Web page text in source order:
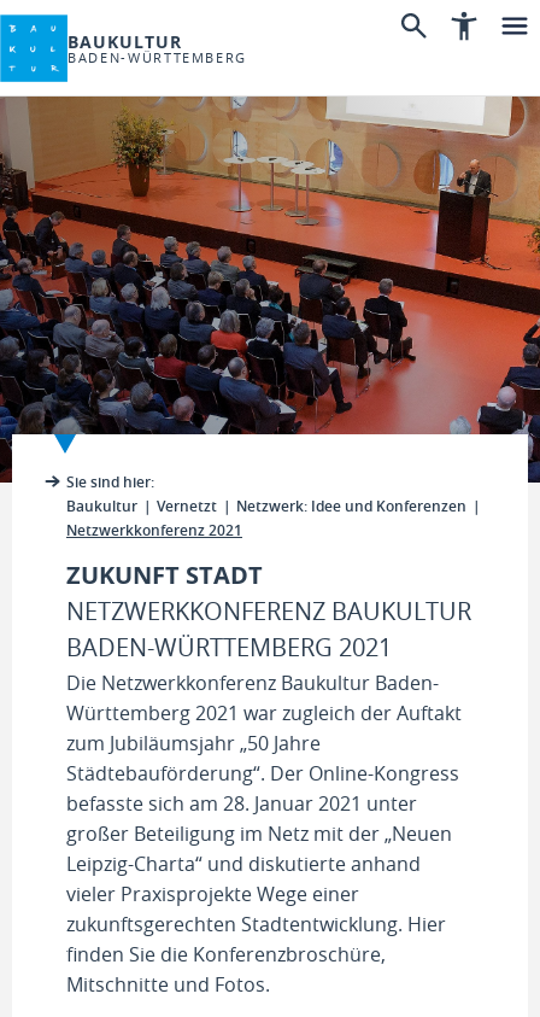
BAUKULTUR
BADEN-WÜRTTEMBERG
Sie sind hier:
Baukultur
Vernetzt
Netzwerk: Idee und Konferenzen
Netzwerkkonferenz 2021
ZUKUNFT STADT
NETZWERKKONFERENZ BAUKULTUR
BADEN-WÜRTTEMBERG 2021
Die Netzwerkkonferenz Baukultur Baden-
Württemberg 2021 war zugleich der Auftakt
zum Jubiläumsjahr „50 Jahre
Städtebauförderung“. Der Online-Kongress
befasste sich am 28. Januar 2021 unter
großer Beteiligung im Netz mit der „Neuen
Leipzig-Charta“ und diskutierte anhand
vieler Praxisprojekte Wege einer
zukunftsgerechten Stadtentwicklung. Hier
finden Sie die Konferenzbroschüre,
Mitschnitte und Fotos.